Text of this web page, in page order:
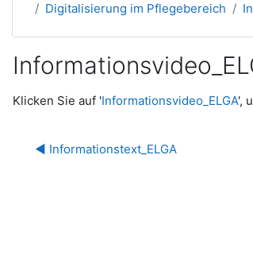
Digitalisierung im Pflegebereich
Abschlussbedingungen
Klicken Sie auf 'Informationsvideo_ELGA',
◀︎ Informationstext_ELGA